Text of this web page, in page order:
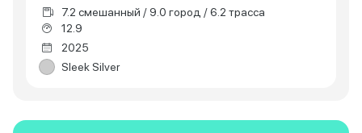
7.2 смешанный / 9.0 город / 6.2 трасса
12.9
2025
Sleek Silver